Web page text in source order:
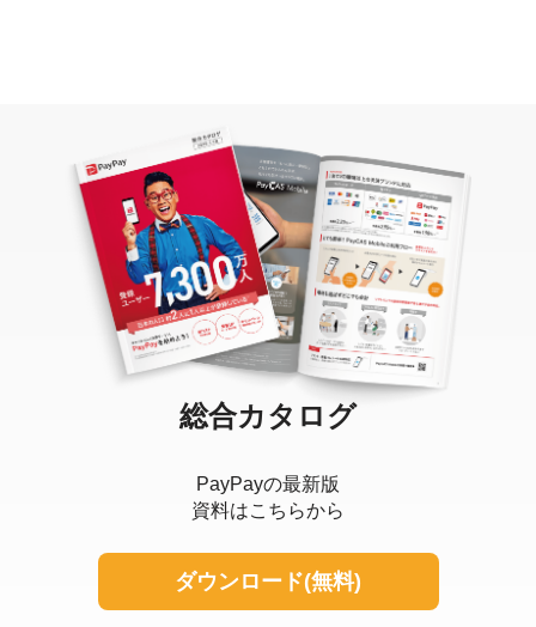
総合カタログ
PayPayの最新版
資料はこちらから
ダウンロード(無料)